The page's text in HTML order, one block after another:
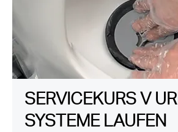
SERVICEKURS V
SYSTEME LAUFEN